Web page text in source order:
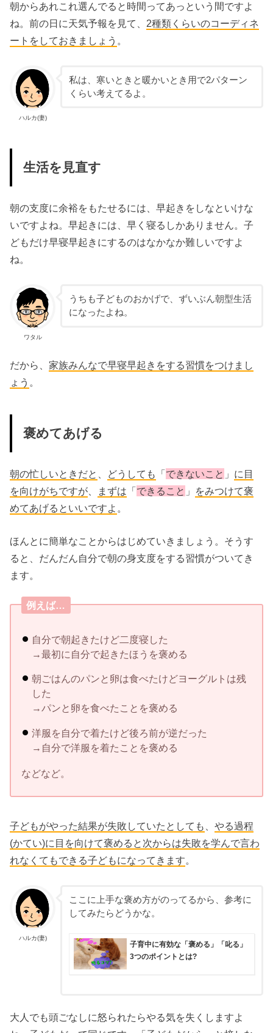
朝からあれこれ選んでると時間ってあっという間ですよ
ね。前の日に天気予報を見て、 2種類くらいのコーディネ
ートをしておきましょう 。
ハルカ(妻)
私は、寒いときと暖かいとき用で2パターン
くらい考えてるよ。
生活を見直す
朝の支度に余裕をもたせるには、早起きをしなといけな
いですよね。早起きには、早く寝るしかありません。子
どもだけ早寝早起きにするのはなかなか難しいですよ
ね。
ワタル
うちも子どものおかげで、ずいぶん朝型生活
になったよね。
だから、家族みんなで早寝早起きをする習慣をつけまし
ょう 。
褒めてあげる
朝の忙しいときだと どうしても 「できないこと 」 に目
を向けがちですが
まずは 「できること 」 をみつけて褒
めてあげるといいですよ 。
ほんとに簡単なことからはじめていきましょう。そうす
ると、だんだん自分で朝の身支度をする習慣がついてき
ます。
例えば…
自分で朝起きたけど二度寝した
→最初に自分で起きたほうを褒める
朝ごはんのパンと卵は食べたけどヨーグルトは残
した
→パンと卵を食べたことを褒める
洋服を自分で着たけど後ろ前が逆だった
→自分で洋服を着たことを褒める
などなど。
子どもがやった結果が失敗していたとしても 、やる過程
(かてい)に目を向けて褒めると次からは失敗を学んで言わ
れなくてもできる子どもになってきます。
ハルカ(妻)
ここに上手な褒め方がのってるから、参考に
してみたらどうかな。
子育中に有効な「褒める」「叱る」
3つのポイントとは?
大人でも頭ごなしに怒られたらやる気を失くしますよ